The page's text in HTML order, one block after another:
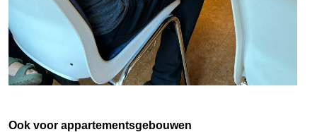
Ook voor appartementsgebouwen